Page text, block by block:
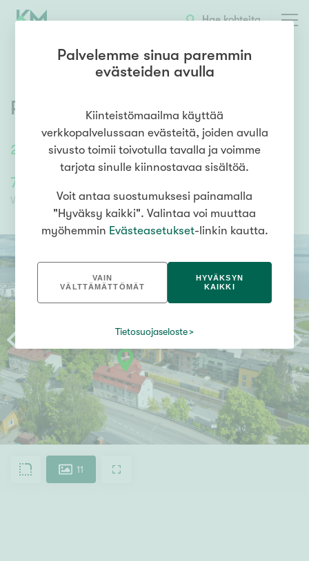
Hae kohteita
26 /26m² 1h, k, kph
Ratakatu 11,Pispala,Tampere
73 900,00 €
Velaton hinta Myyntihinta
11
Palvelemme sinua paremmin
evästeiden avulla
Kiinteistömaailma käyttää
verkkopalvelussaan evästeitä, joiden avulla
sivusto toimii toivotulla tavalla ja voimme
tarjota sinulle kiinnostavaa sisältöä.
Voit antaa suostumuksesi painamalla
"Hyväksy kaikki". Valintaa voi muuttaa
myöhemmin Evästeasetukset-linkin kautta.
VAIN
VÄLTTÄMÄTTÖMÄT
HYVÄKSYN
KAIKKI
Tietosuojaseloste